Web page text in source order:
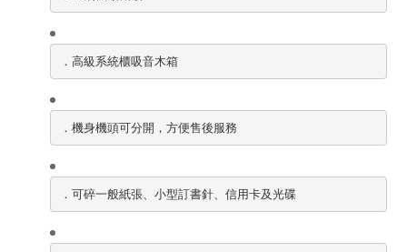
．高級系統櫃吸音木箱
．機身機頭可分開，方便售後服務
．可碎一般紙張、小型訂書針、信用卡及光碟